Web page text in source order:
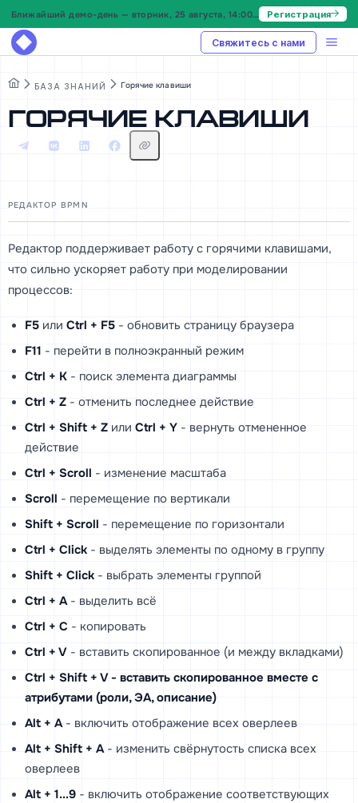
Ближайший демо-день — вторник, 25 августа, 14:00 МСК Регистрация
Свяжитесь с нами
БАЗА ЗНАНИЙ Горячие клавиши
Горячие клавиши
РЕДАКТОР BPMN
Редактор поддерживает работу с горячими клавишами,
что сильно ускоряет работу при моделировании
процессов:
F5 или Ctrl + F5 - обновить страницу браузера
F11 - перейти в полноэкранный режим
Ctrl + K - поиск элемента диаграммы
Ctrl + Z - отменить последнее действие
Ctrl + Shift + Z или Ctrl + Y - вернуть отмененное
действие
Ctrl + Scroll - изменение масштаба
Scroll - перемещение по вертикали
Shift + Scroll - перемещение по горизонтали
Ctrl + Click - выделять элементы по одному в группу
Shift + Click - выбрать элементы группой
Ctrl + A- выделить всё
Ctrl + C - копировать
Ctrl + V - вставить скопированное (и между вкладками)
Ctrl + Shift + V - вставить скопированное вместе с
атрибутами (роли, ЭА, описание)
Alt + A- включить отображение всех оверлеев
Alt + Shift + A- изменить свёрнутость списка всех
оверлеев
Alt + 1...9 - включить отображение соответствующих